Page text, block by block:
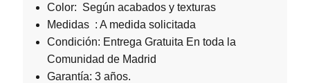
Color: Según acabados y texturas
Medidas : A medida solicitada
Condición: Entrega Gratuita En toda la
Comunidad de Madrid
Garantía: 3 años.